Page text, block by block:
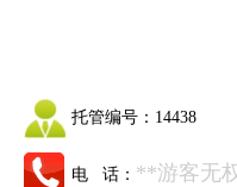
托管编号： 14438
电 话： **游客无